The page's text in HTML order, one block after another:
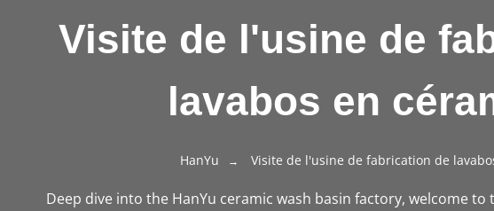
Visite de l'usine de
lavabos en
HanYu Visite de l'usine de fabrication de
Deep dive into the HanYu ceramic wash basin factory, welcome to